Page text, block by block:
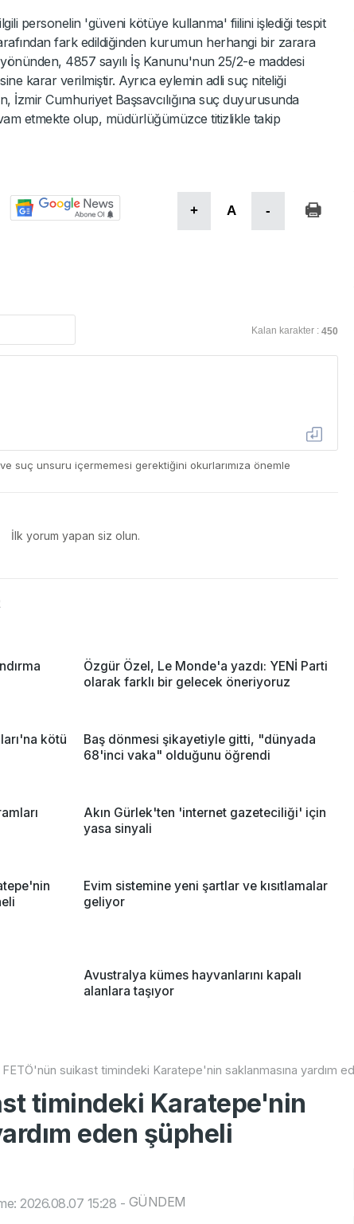
personelin 'güveni kötüye kullanma' fiilini işlediği tespit
fark edildiğinden kurumun herhangi bir zarara
4857 sayılı İş Kanunu'nun 25/2-e maddesi
karar verilmiştir. Ayrıca eylemin adli suç niteliği
İzmir Cumhuriyet Başsavcılığına suç duyurusunda
etmekte olup, müdürlüğümüzce titizlikle takip
+ A -
Kalan karakter : 450
suç unsuru içermemesi gerektiğini okurlarımıza önemle
İlk yorum yapan siz olun.
Özgür Özel, Le Monde'a yazdı: YENİ Parti
olarak farklı bir gelecek öneriyoruz
kötü
Baş dönmesi şikayetiyle gitti, "dünyada
68'inci vaka" olduğunu öğrendi
Akın Gürlek'ten 'internet gazeteciliği' için
yasa sinyali
Evim sistemine yeni şartlar ve kısıtlamalar
geliyor
Avustralya kümes hayvanlarını kapalı
alanlara taşıyor
FETÖ'nün suikast timindeki Karatepe'nin saklanmasına yardım
timindeki Karatepe'nin
eden şüpheli
2026.08.07 15:28 - GÜNDEM